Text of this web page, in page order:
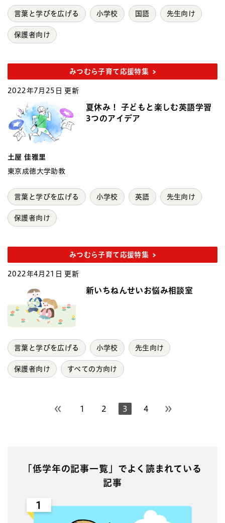
言葉と学びを広げる 小学校 国語 先生向け
保護者向け
みつむら子育て応援特集
2022年7月25日 更新
夏休み！ 子どもと楽しむ英語学習
3つのアイデア
土屋 佳雅里
東京成徳大学助教
言葉と学びを広げる 小学校 英語 先生向け
保護者向け
みつむら子育て応援特集
2022年4月21日 更新
新いちねんせいお悩み相談室
言葉と学びを広げる 小学校 先生向け
保護者向け すべての方向け
前のページへ
1 2 3 4 次のページへ
「低学年の記事一覧」でよく読まれている
記事
1